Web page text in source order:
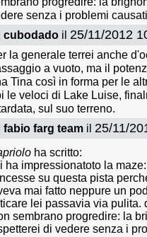
senza i problemi
cubodado il 25/11/2012
la generale terrei anche
a vuoto, ma il
Tina così in forma per le
le veloci di Lake Luise,
sul suo terreno.
fabio farg team il 25/11/
ha scritto:
ha impressionatoto la
su questa pista
mai fatto neppure un
lei passavia via
sembrano progredire: la
di vedere senza i